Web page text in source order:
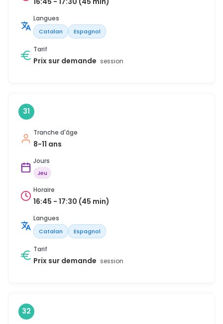
Langues
Catalan Espagnol
Tarif
Prix sur demande session
31
Tranche d'âge
8-11 ans
Jours
Jeu
Horaire
16:45 - 17:30 (45 min)
Langues
Catalan Espagnol
Tarif
Prix sur demande session
32